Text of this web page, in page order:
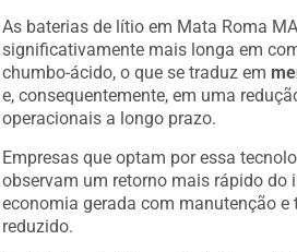
As baterias de lítio em Mata Roma
significativamente mais longa em
chumbo-ácido, o que se traduz em
e, consequentemente, em uma
operacionais a longo prazo.
Empresas que optam por essa
observam um retorno mais rápido do
economia gerada com manutenção
reduzido.